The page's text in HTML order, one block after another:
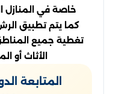
خاصة في المنازل
كما يتم تطبيق
تغطية جميع
الأثاث أو
المتابعة